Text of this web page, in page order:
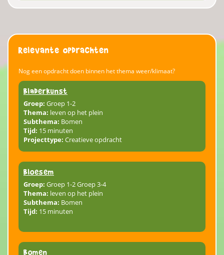
Relevante opdrachten
Nog een opdracht doen binnen het thema weer/klimaat?
Bladerkunst
Groep: Groep 1-2
Thema: leven op het plein
Subthema: Bomen
Tijd: 15 minuten
Projecttype: Creatieve opdracht
Bloesem
Groep: Groep 1-2 Groep 3-4
Thema: leven op het plein
Subthema: Bomen
Tijd: 15 minuten
Bomen